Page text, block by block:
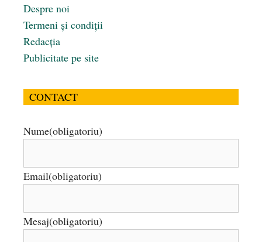
Despre noi
Termeni și condiții
Redacția
Publicitate pe site
CONTACT
Nume(obligatoriu)
Email(obligatoriu)
Mesaj(obligatoriu)